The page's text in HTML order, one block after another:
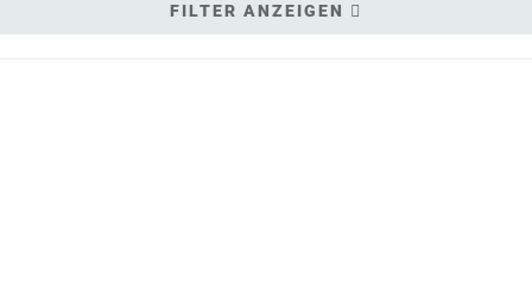
FILTER ANZEIGEN